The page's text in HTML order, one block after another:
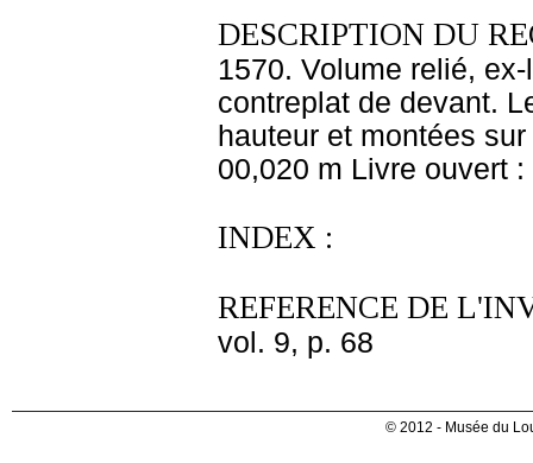
DESCRIPTION DU
1570. Volume relié,
contreplat de devant.
hauteur et montées
00,020 m Livre ouvert
INDEX :
REFERENCE DE
vol. 9, p. 68
© 2012 - Musée du